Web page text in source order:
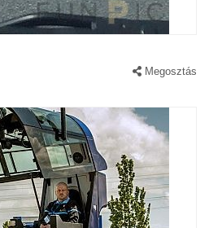
Megosztás